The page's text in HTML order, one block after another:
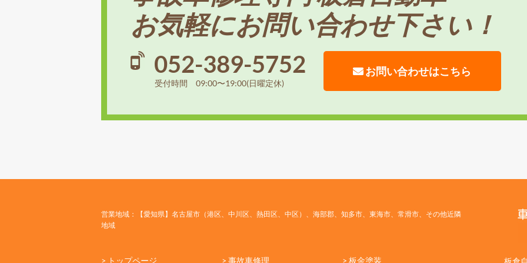
お気軽にお問い合わせ下さい！
052-389-5752
受付時間 09:00〜19:00(日曜定休)
お問い合わせはこちら
営業地域：【愛知県】名古屋市（港区、中川区、熱田区、中区）、海部郡、知多市、東海市、常滑市、その他近隣
地域
> トップページ > 事故車修理 > 板金塗装 板倉